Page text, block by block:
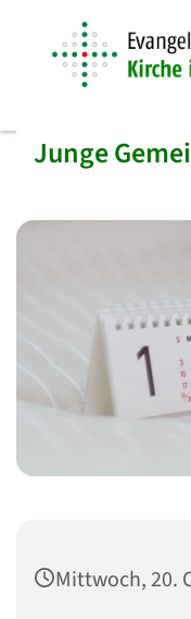
Junge
Mittwoch, 20.